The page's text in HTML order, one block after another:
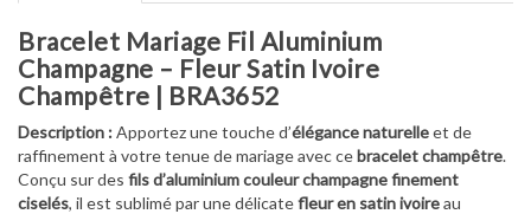
Bracelet Mariage Fil Aluminium
Champagne – Fleur Satin Ivoire
Champêtre | BRA3652
Description :Apportez une touche d’élégance naturelleet de
raffinement à votre tenue de mariage avec cebracelet champêtre.
Conçu sur des fils d’aluminium couleur champagne finement
ciselés, il est sublimé par une délicatefleur en satin ivoireau